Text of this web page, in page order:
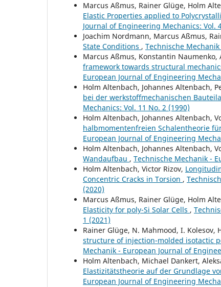
Marcus Aßmus, Rainer Glüge, Holm
Elastic Properties applied to
Journal of Engineering Mechanics: Vol.
Joachim Nordmann, Marcus Aßmus,
State Conditions , Technische
Marcus Aßmus, Konstantin Naumenko,
framework towards structural
European Journal of Engineering
Holm Altenbach, Johannes Altenbach,
bei der werkstoffmechanischen
Mechanics: Vol. 11 No. 2 (1990)
Holm Altenbach, Johannes Altenbach,
halbmomentenfreien Schalentheorie
European Journal of Engineering
Holm Altenbach, Johannes Altenbach,
Wandaufbau , Technische Mechanik -
Holm Altenbach, Victor Rizov,
Concentric Cracks in Torsion ,
(2020)
Marcus Aßmus, Rainer Glüge, Holm
Elasticity for poly-Si Solar Cells ,
1 (2021)
Rainer Glüge, N. Mahmood, I. Kolesov,
structure of injection-molded isotactic
Mechanik - European Journal of
Holm Altenbach, Michael Dankert,
Elastizitätstheorie auf der Grundlage
European Journal of Engineering